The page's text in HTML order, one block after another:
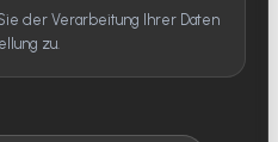
der Verarbeitung Ihrer Daten
zu.